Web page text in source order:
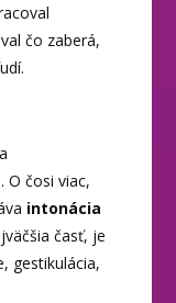
čo zaberá,
O čosi viac,
intonácia
časť, je
gestikulácia,